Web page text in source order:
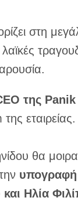
στη
της
εταιρείας.
θα
υπογραφή
Ηλία